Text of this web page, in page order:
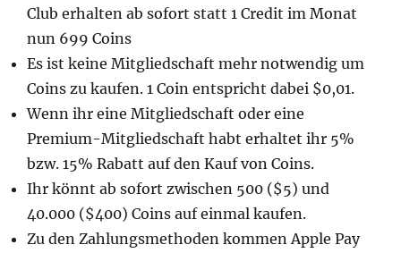
Club erhalten ab sofort statt 1 Credit im Monat
nun 699 Coins
Es ist keine Mitgliedschaft mehr notwendig um
Coins zu kaufen. 1 Coin entspricht dabei $0,01.
Wenn ihr eine Mitgliedschaft oder eine
Premium-Mitgliedschaft habt erhaltet ihr 5%
bzw. 15% Rabatt auf den Kauf von Coins.
Ihr könnt ab sofort zwischen 500 ($5) und
40.000 ($400) Coins auf einmal kaufen.
Zu den Zahlungsmethoden kommen Apple Pay